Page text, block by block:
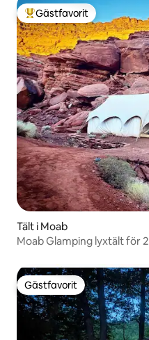
Populär gästfavorit
Gästfavorit
Tält i Moab
Moab Glamping lyxtält för 2
Gästfavorit
Gästfavorit